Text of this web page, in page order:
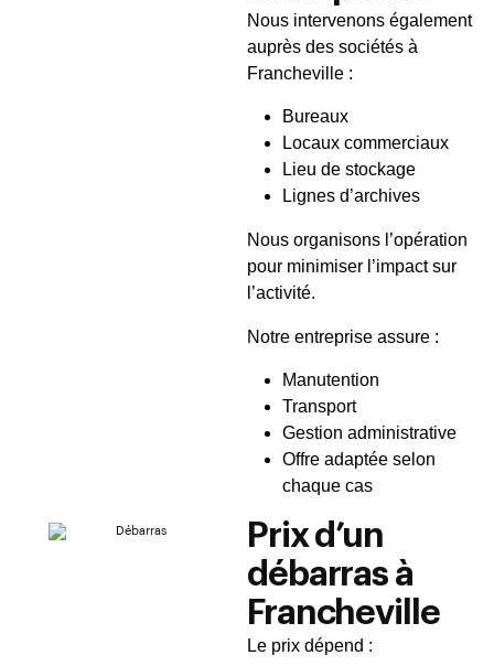
Nous intervenons également
auprès des sociétés à
Francheville :
Bureaux
Locaux commerciaux
Lieu de stockage
Lignes d’archives
Nous organisons l’opération
pour minimiser l’impact sur
l’activité.
Notre entreprise assure :
Manutention
Transport
Gestion administrative
Offre adaptée selon
chaque cas
Prix d’un
débarras à
Francheville
Le prix dépend :